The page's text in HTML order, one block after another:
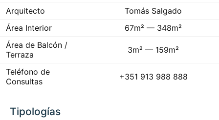
Arquitecto
Tomás Salgado
Área Interior
67m² — 348m²
Área de Balcón /
Terraza
3m² — 159m²
Teléfono de
Consultas
+351 913 988 888
Tipologías